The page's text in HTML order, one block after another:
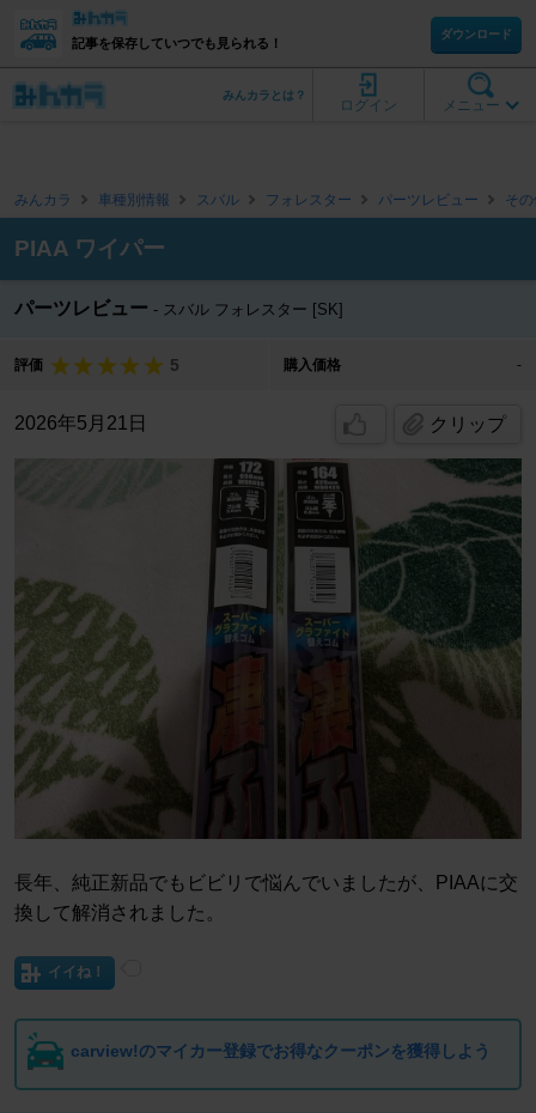
記事を保存していつでも見られる！
ダウンロード
メニュー
ログイン
みんカラとは？
みんカラ 車種別情報 スバル フォレスター パーツレビュー そ
PIAA ワイパー
パーツレビュー スバル フォレスター [SK]
評価 5 購入価格 -
2026年5月21日 クリップ
長年、純正新品でもビビリで悩んでいましたが、PIAAに交
換して解消されました。
イイね！
carview!のマイカー登録でお得なクーポンを獲得しよう